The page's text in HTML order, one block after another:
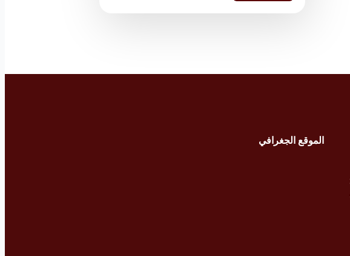
الموقع الجغرافي